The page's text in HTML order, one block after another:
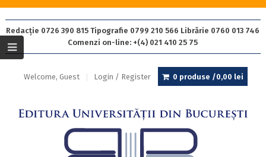
Redacție 0726 390 815 Tipografie 0799 210 566 Librărie 0760 013 746
Comenzi on-line: +(4) 021 410 25 75
Welcome, Guest Login / Register 0 produse /0,00 lei